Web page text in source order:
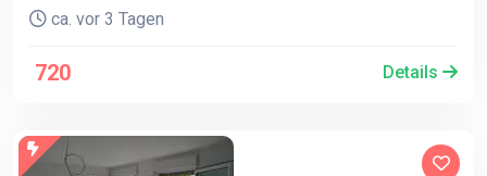
ca. vor 3 Tagen
720 Details